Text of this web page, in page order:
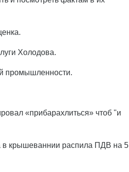
Холодова.
промышленности.
«прибарахлиться» чтоб "и
в крышеваннии распила ПДВ на 5